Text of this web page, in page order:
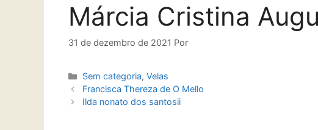
Márcia Cristina
31 de dezembro de 2021 Por
Sem categoria,Velas
Francisca Thereza de O Mello
Ilda nonato dos santosii